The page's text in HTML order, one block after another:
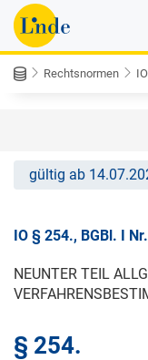
Rechtsnormen
gültig ab
IO § 254., BGBl. I
NEUNTER TEIL
§ 254.